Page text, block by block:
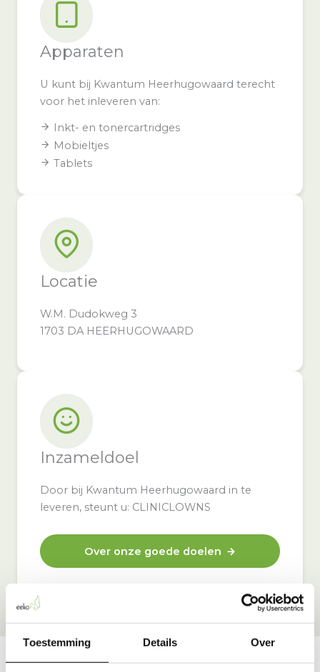
Toestemming Details Over
Apparaten
U kunt bij Kwantum Heerhugowaard terecht
voor het inleveren van:
Inkt- en tonercartridges
Mobieltjes
Tablets
Locatie
W.M. Dudokweg 3
1703 DA HEERHUGOWAARD
Inzameldoel
Door bij Kwantum Heerhugowaard in te
leveren, steunt u: CLINICLOWNS
Over onze goede doelen